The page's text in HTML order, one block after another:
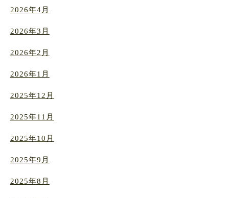
2026年4月
2026年3月
2026年2月
2026年1月
2025年12月
2025年11月
2025年10月
2025年9月
2025年8月